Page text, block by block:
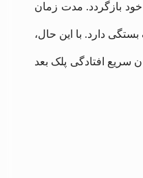
تا پلک به حالت طبیعی خود بازگردد. مدت‌ زمان
دارد. با این حال،
سریع افتادگی پلک بعد